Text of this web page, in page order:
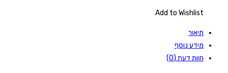
Add to Wishlist
תיאור
מידע נוסף
חוות דעת (0)